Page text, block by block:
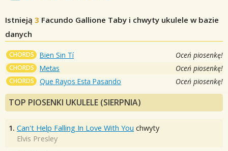
Istnieją 3 Facundo Gallione Taby i chwyty ukulele w bazie
danych
CHORDS Bien Sin Tí Oceń piosenkę!
CHORDS Metas Oceń piosenkę!
CHORDS Que Rayos Esta Pasando Oceń piosenkę!
TOP PIOSENKI UKULELE (SIERPNIA)
1. Can't Help Falling In Love With You chwyty
Elvis Presley